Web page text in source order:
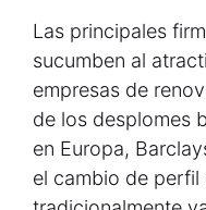
Las principales
sucumben al
empresas de
de los desplomes
en Europa,
el cambio de perfil